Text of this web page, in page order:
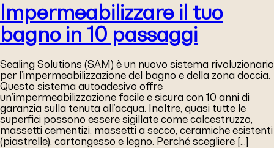
Impermeabilizzare il tuo
bagno in 10 passaggi
Sealing Solutions (SAM) è un nuovo sistema rivoluzionario
per l’impermeabilizzazione del bagno e della zona doccia.
Questo sistema autoadesivo offre
un’impermeabilizzazione facile e sicura con 10 anni di
garanzia sulla tenuta all’acqua. Inoltre, quasi tutte le
superfici possono essere sigillate come calcestruzzo,
massetti cementizi, massetti a secco, ceramiche esistenti
(piastrelle), cartongesso e legno. Perché scegliere […]